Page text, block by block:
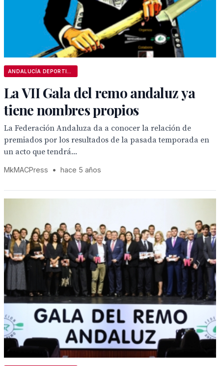
La VII Gala del remo andaluz ya
tiene nombres propios
La Federación Andaluza da a conocer la relación de
premiados por los resultados de la pasada temporada en
un acto que tendrá...
MkMACPress • hace 5 años